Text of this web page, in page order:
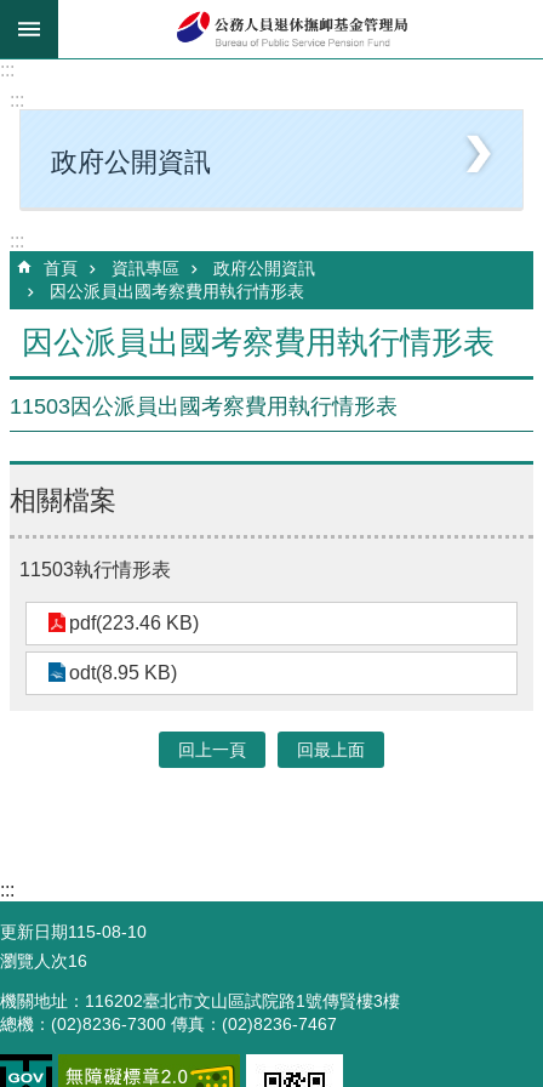
跳到主要內容區塊
:::
:::
政府公開資訊
:::
首頁 資訊專區
政府公開資訊
因公派員出國考察費用執行情形表
因公派員出國考察費用執行情形表
11503因公派員出國考察費用執行情形表
相關檔案
11503執行情形表
pdf(223.46 KB)
odt(8.95 KB)
回上一頁 回最上面
:::
更新日期115-08-10
瀏覽人次16
機關地址：116202臺北市文山區試院路1號傳賢樓3樓
總機：(02)8236-7300 傳真：(02)8236-7467